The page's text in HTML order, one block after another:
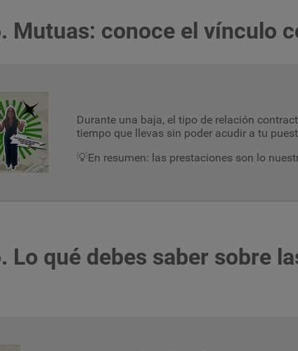
Mutuas: conoce el vínculo
Durante una baja, el tipo de relación
tiempo que llevas sin poder acudir a tu
💡En resumen: las prestaciones son lo
Lo qué debes saber sobre